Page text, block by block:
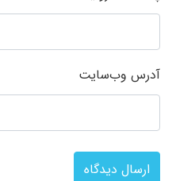
آدرس وب‌سایت
ارسال دیدگاه